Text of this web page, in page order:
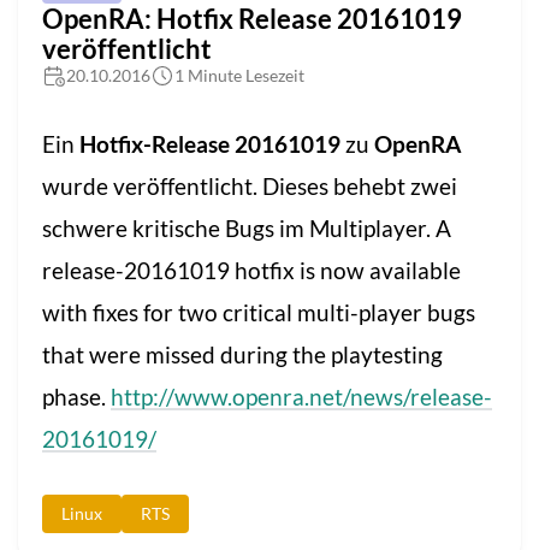
OpenRA: Hotfix Release 20161019
veröffentlicht
20.10.2016 1 Minute Lesezeit
Ein Hotfix-Release 20161019 zu OpenRA
wurde veröffentlicht. Dieses behebt zwei
schwere kritische Bugs im Multiplayer. A
release-20161019 hotfix is now available
with fixes for two critical multi-player bugs
that were missed during the playtesting
phase. http://www.openra.net/news/release-
20161019/
Linux RTS